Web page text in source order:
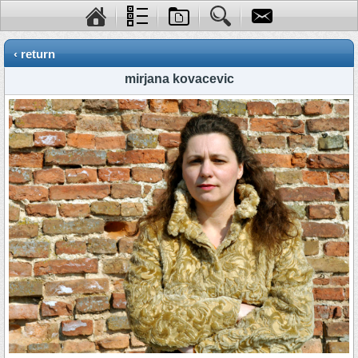
‹ return
mirjana kovacevic